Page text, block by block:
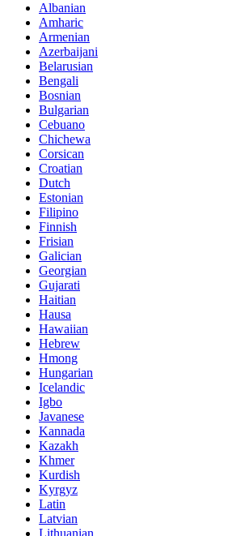
Albanian
Amharic
Armenian
Azerbaijani
Belarusian
Bengali
Bosnian
Bulgarian
Cebuano
Chichewa
Corsican
Croatian
Dutch
Estonian
Filipino
Finnish
Frisian
Galician
Georgian
Gujarati
Haitian
Hausa
Hawaiian
Hebrew
Hmong
Hungarian
Icelandic
Igbo
Javanese
Kannada
Kazakh
Khmer
Kurdish
Kyrgyz
Latin
Latvian